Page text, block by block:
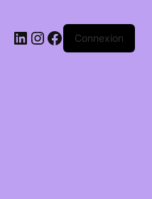
Connexion